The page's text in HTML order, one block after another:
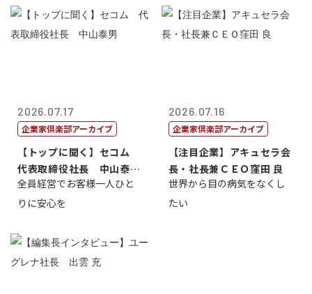
2026.07.17
企業家倶楽部アーカイブ
【トップに聞く】セコム
代表取締役社長 中山泰
男
全員経営でお客様一人ひと
りに安心を
2026.07.16
企業家倶楽部アーカイブ
【注目企業】アキュセラ会
長・社長兼ＣＥＯ窪田 良
世界から目の病気をなくし
たい